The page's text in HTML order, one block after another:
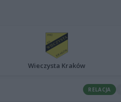
Wieczysta Kraków
RELACJA